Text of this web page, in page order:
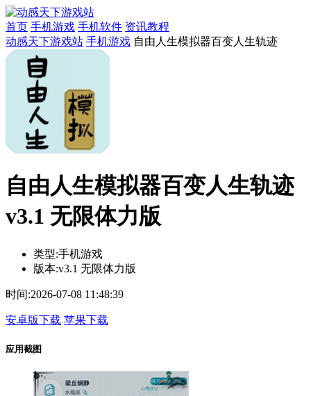
首页 手机游戏 手机软件 资讯教程
动感天下游戏站 手机游戏 自由人生模拟器百变人生轨迹
自由人生模拟器百变人生轨迹
v3.1 无限体力版
类型:手机游戏
版本:v3.1 无限体力版
时间:2026-07-08 11:48:39
安卓版下载 苹果下载
应用截图